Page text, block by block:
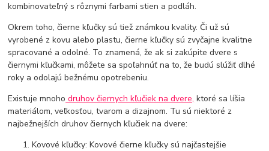
kombinovateľný s rôznymi farbami stien a podláh.
Okrem toho, čierne kľučky sú tiež známkou kvality. Či už sú
vyrobené z kovu alebo plastu, čierne kľučky sú zvyčajne kvalitne
spracované a odolné. To znamená, že ak si zakúpite dvere s
čiernymi kľučkami, môžete sa spoľahnúť na to, že budú slúžiť dlhé
roky a odolajú bežnému opotrebeniu.
Existuje mnoho druhov čiernych kľučiek na dvere, ktoré sa líšia
materiálom, veľkosťou, tvarom a dizajnom. Tu sú niektoré z
najbežnejších druhov čiernych kľučiek na dvere:
Kovové kľučky: Kovové čierne kľučky sú najčastejšie